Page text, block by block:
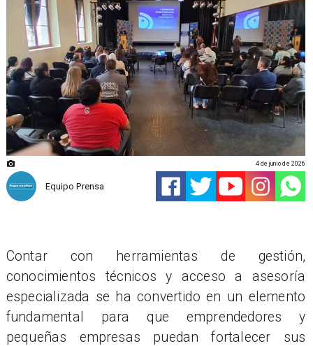
Equipo Prensa
4 de junio de 2026
Contar con herramientas de gestión,
conocimientos técnicos y acceso a asesoría
especializada se ha convertido en un elemento
fundamental para que emprendedores y
pequeñas empresas puedan fortalecer sus